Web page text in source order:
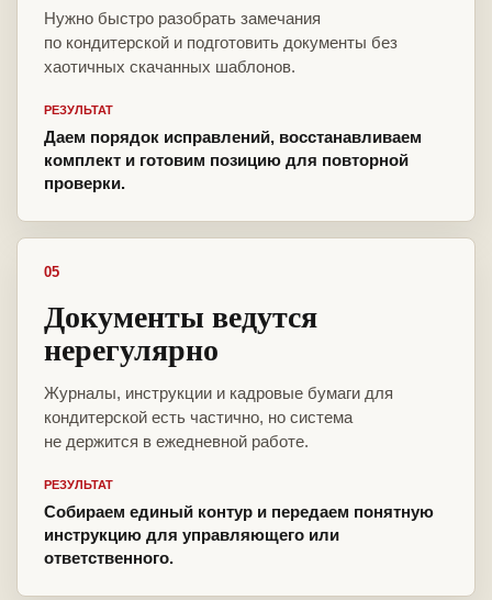
Нужно быстро разобрать замечания
по кондитерской и подготовить документы без
хаотичных скачанных шаблонов.
РЕЗУЛЬТАТ
Даем порядок исправлений, восстанавливаем
комплект и готовим позицию для повторной
проверки.
05
Документы ведутся
нерегулярно
Журналы, инструкции и кадровые бумаги для
кондитерской есть частично, но система
не держится в ежедневной работе.
РЕЗУЛЬТАТ
Собираем единый контур и передаем понятную
инструкцию для управляющего или
ответственного.